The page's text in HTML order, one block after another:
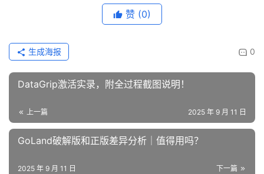
赞 (0)
0
生成海报
DataGrip激活实录，附全过程截图说明！
上一篇 2025 年 9 月 11 日
GoLand破解版和正版差异分析｜值得用吗？
下一篇
2025 年 9 月 11 日